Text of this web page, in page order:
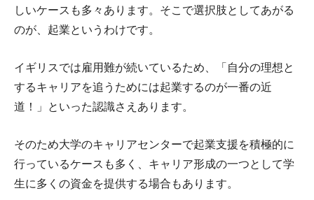
しいケースも多々あります。そこで選択肢としてあがる
のが、起業というわけです。
イギリスでは雇用難が続いているため、「自分の理想と
するキャリアを追うためには起業するのが一番の近
道！」といった認識さえあります。
そのため大学のキャリアセンターで起業支援を積極的に
行っているケースも多く、キャリア形成の一つとして学
生に多くの資金を提供する場合もあります。